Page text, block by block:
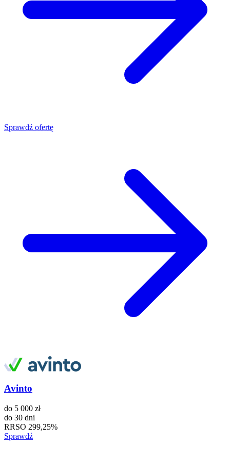
Sprawdź ofertę
Avinto
do 5 000 zł
do 30 dni
RRSO 299,25%
Sprawdź